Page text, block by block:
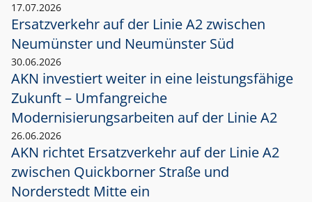
17.07.2026
Ersatzverkehr auf der Linie A2 zwischen
Neumünster und Neumünster Süd
30.06.2026
AKN investiert weiter in eine leistungsfähige
Zukunft – Umfangreiche
Modernisierungsarbeiten auf der Linie A2
26.06.2026
AKN richtet Ersatzverkehr auf der Linie A2
zwischen Quickborner Straße und
Norderstedt Mitte ein